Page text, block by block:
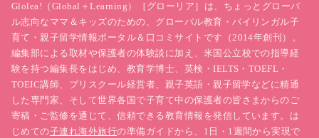
Glolea!（Global＋Learning）［グローリア］は、ちょっとグローバ
ル志向なママ＆キッズのための、グローバル教育・バイリンガル子
育て・親子留学情報ポータル＆口コミサイトです（2014年創刊）。
編集部による取材や保護者の体験談に加え、米国公立校での指導経
験を持つ編集長をはじめ、教育学博士、英検・IELTS・TOEFL・
TOEIC講師、プリスクール経営者、親子英語・親子留学などに精通
した専門家、そして世界各国で子育て中の保護者の皆さまからのご
寄稿・ご監修を通じて、信頼できる教育情報を発信しています。は
じめての子連れ海外旅行の準備ガイドから、1日・1週間から実現で